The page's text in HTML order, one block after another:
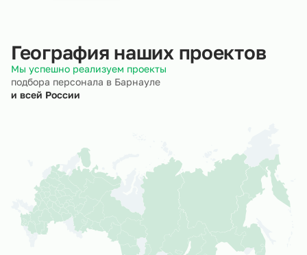
География наших проектов
Мы успешно реализуем проекты
подбора персонала в Барнауле
и всей России